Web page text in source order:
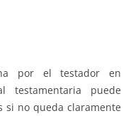
por el testador en
testamentaria puede
si no queda claramente